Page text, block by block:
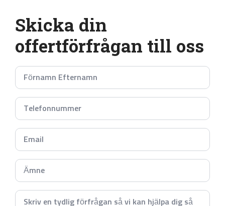
Skicka din
offertförfrågan till oss
Namn
Telefonnummer
Email
Subject
Meddelande